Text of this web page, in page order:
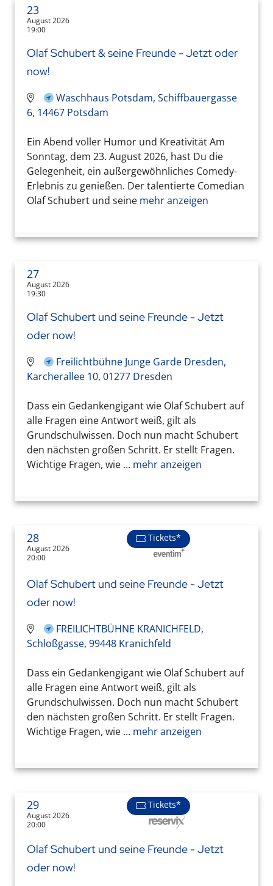
23
August 2026
19:00
Olaf Schubert & seine Freunde - Jetzt oder
now!
Waschhaus Potsdam, Schiffbauergasse
6, 14467 Potsdam
Ein Abend voller Humor und Kreativität Am
Sonntag, dem 23. August 2026, hast Du die
Gelegenheit, ein außergewöhnliches Comedy-
Erlebnis zu genießen. Der talentierte Comedian
Olaf Schubert und seine mehr anzeigen
27
August 2026
19:30
Olaf Schubert und seine Freunde - Jetzt
oder now!
Freilichtbühne Junge Garde Dresden,
Karcherallee 10, 01277 Dresden
Dass ein Gedankengigant wie Olaf Schubert auf
alle Fragen eine Antwort weiß, gilt als
Grundschulwissen. Doch nun macht Schubert
den nächsten großen Schritt. Er stellt Fragen.
Wichtige Fragen, wie ... mehr anzeigen
28
August 2026
20:00
Tickets*
Olaf Schubert und seine Freunde - Jetzt
oder now!
FREILICHTBÜHNE KRANICHFELD,
Schloßgasse, 99448 Kranichfeld
Dass ein Gedankengigant wie Olaf Schubert auf
alle Fragen eine Antwort weiß, gilt als
Grundschulwissen. Doch nun macht Schubert
den nächsten großen Schritt. Er stellt Fragen.
Wichtige Fragen, wie ... mehr anzeigen
29
August 2026
20:00
Tickets*
Olaf Schubert und seine Freunde - Jetzt
oder now!